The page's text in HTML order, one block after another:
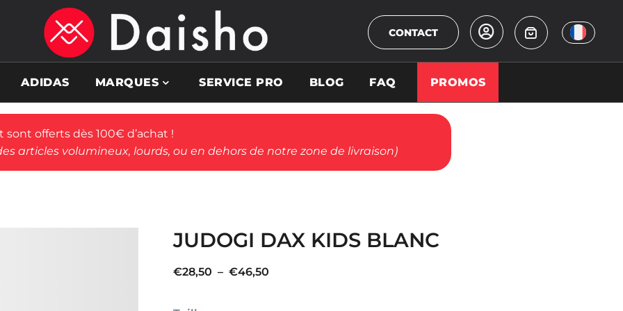
CONTACT
ADIDAS MARQUES SERVICE PRO BLOG FAQ PROMOS
sont offerts dès 100€ d’achat !
articles volumineux, lourds, ou en dehors de notre zone de livraison)
JUDOGI DAX KIDS BLANC
€28,50 – €46,50